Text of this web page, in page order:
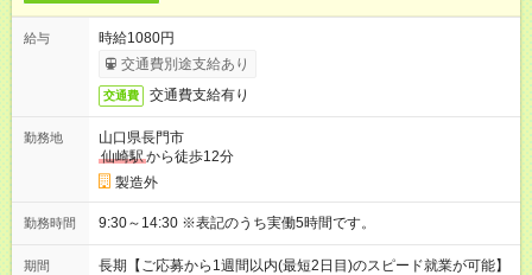
給与
時給1080円
交通費別途支給あり
交通費 交通費支給有り
勤務地
山口県長門市
仙崎駅から徒歩12分
製造外
勤務時間 9:30～14:30 ※表記のうち実働5時間です。
期間
長期【ご応募から1週間以内(最短2日目)のスピード就業が可能】